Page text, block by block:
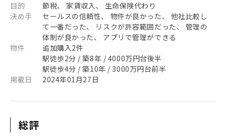
目的
節税、 家賃収入、 生命保険代わり
決め手
セールスの信頼性、 物件が良かった、 他社比較し
て一番だった、 リスクが許容範囲だった、 管理の
体制が良かった、 アプリで管理ができる
物件
追加購入2件
駅徒歩2分 / 築8年 / 4000万円台後半
駅徒歩4分 / 築10年 / 3000万円台前半
掲載日
2024年01月27日
総評